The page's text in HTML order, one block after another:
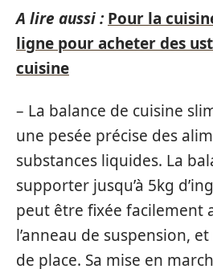
A lire aussi : Pour la
ligne pour acheter des
cuisine
– La balance de cuisine
une pesée précise des
substances liquides. La
supporter jusqu’à 5kg
peut être fixée facilement
l’anneau de suspension,
de place. Sa mise en